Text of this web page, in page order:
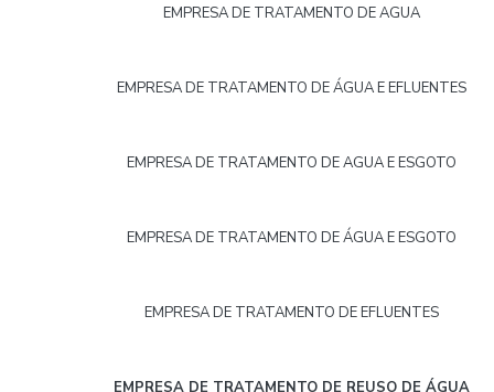
EMPRESA DE TRATAMENTO DE AGUA
EMPRESA DE TRATAMENTO DE ÁGUA E EFLUENTES
EMPRESA DE TRATAMENTO DE AGUA E ESGOTO
EMPRESA DE TRATAMENTO DE ÁGUA E ESGOTO
EMPRESA DE TRATAMENTO DE EFLUENTES
EMPRESA DE TRATAMENTO DE REUSO DE ÁGUA